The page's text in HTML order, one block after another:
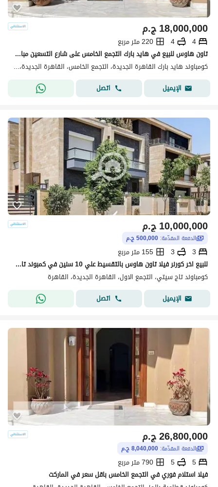
ج.م18,000,000
4
4
220 متر مربع
تاون هاوس للبيع في هايد بارك التجمع الخامس على شارع التسعين مباشرة
كومباوند هايد بارك القاهرة الجديدة، التجمع الخامس، القاهرة الجديدة، القاهرة
الإيميل
اتصل
ج.م10,000,000
الدفعة المقدّمة: 500,000 ج.م
3
3
155 متر مربع
للبيع اخر كورنر فيلا تاون هاوس بالتقسيط علي 10 سنين في كمبوند تاج سيتي For sale: Last corner townhouse in Taj City compound
كومباوند تاج سيتي، التجمع الاول، القاهرة الجديدة، القاهرة
الإيميل
اتصل
ج.م26,800,000
الدفعة المقدّمة: 8,040,000 ج.م
5
5
790 متر مربع
فيلا استلام فوري في التجمع الخامس باقل سعر في الماركت